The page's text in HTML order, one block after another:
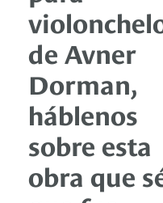
de Avner
Dorman,
háblenos
sobre esta
obra que